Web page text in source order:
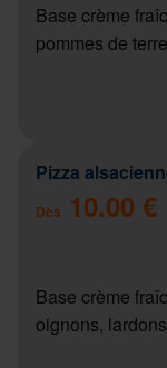
Base crème
pommes de terre
Pizza
Dès 10.00 €
Base crème
oignons,